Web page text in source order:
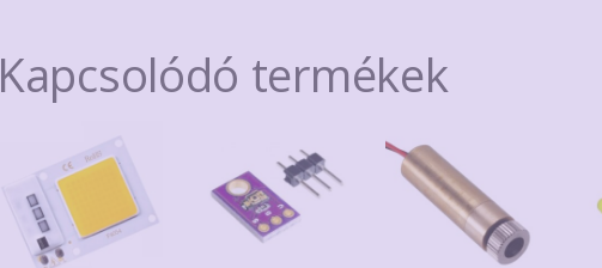
Kapcsolódó termékek